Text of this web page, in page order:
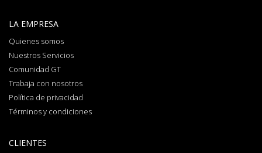
LA EMPRESA
Quienes somos
Nuestros Servicios
Comunidad GT
Trabaja con nosotros
Política de privacidad
Términos y condiciones
CLIENTES